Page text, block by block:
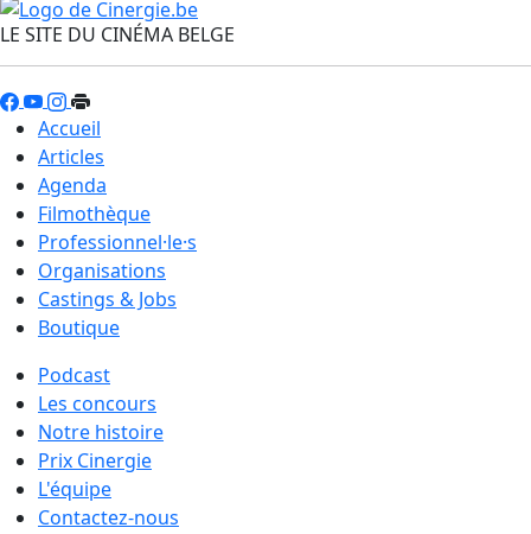
LE SITE DU CINÉMA BELGE
Accueil
Articles
Agenda
Filmothèque
Professionnel·le·s
Organisations
Castings & Jobs
Boutique
Podcast
Les concours
Notre histoire
Prix Cinergie
L'équipe
Contactez-nous